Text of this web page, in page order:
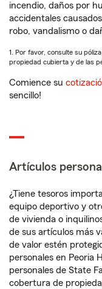
incendio, daños por
accidentales
robo, vandalismo o
1. Por favor, consulte su
propiedad cubierta y de las
Comience su
sencillo!
Artículos
¿Tiene tesoros
equipo deportivo y
de vivienda o
de sus artículos más
de valor estén
personales en Peoria
personales de State
cobertura de